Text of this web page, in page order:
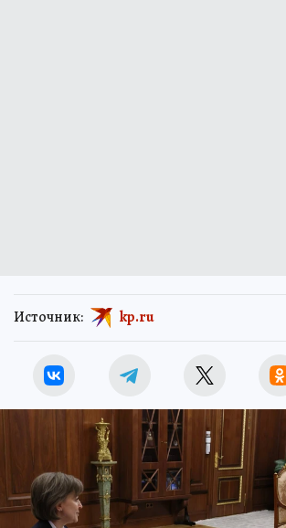
Источник: kp.ru